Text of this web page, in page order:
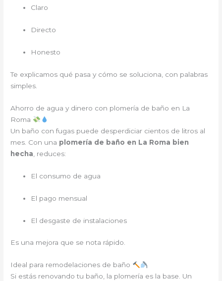
Claro
Directo
Honesto
Te explicamos qué pasa y cómo se soluciona, con palabras
simples.
Ahorro de agua y dinero con plomería de baño en La
Roma
Un baño con fugas puede desperdiciar cientos de litros al
mes. Con una plomería de baño en La Roma bien
hecha , reduces:
El consumo de agua
El pago mensual
El desgaste de instalaciones
Es una mejora que se nota rápido.
Ideal para remodelaciones de baño
Si estás renovando tu baño, la plomería es la base. Un